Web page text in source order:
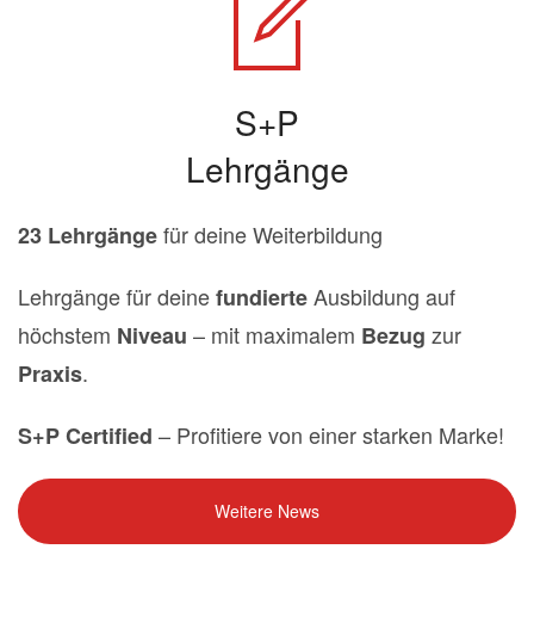
S+P
Lehrgänge
23 Lehrgängefür deine Weiterbildung
Lehrgänge für deinefundierteAusbildung auf
höchstem Niveau – mit maximalem Bezug zur
Praxis.
S+P Certified – Profitiere von einer starken Marke!
Weitere News